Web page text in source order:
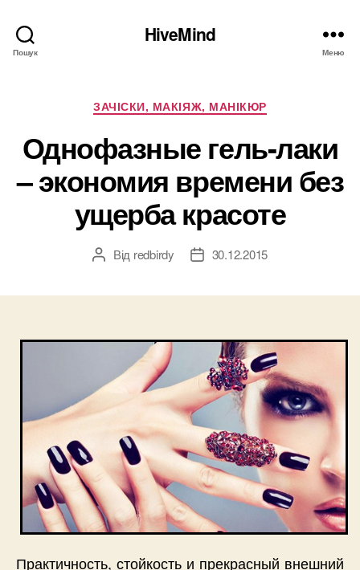
Пошук
HiveMind
Меню
Категорії
ЗАЧІСКИ, МАКІЯЖ, МАНІКЮР
Однофазные гель-лаки
– экономия времени без
ущерба красоте
Автор
Від redbirdy
Дата30.12.2015
Практичность, стойкость и прекрасный внешний